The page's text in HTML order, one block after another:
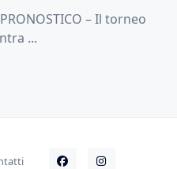
– Il torneo
...